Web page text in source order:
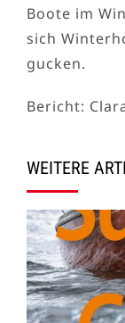
Boote im
sich
gucken.
Bericht:
WEITERE